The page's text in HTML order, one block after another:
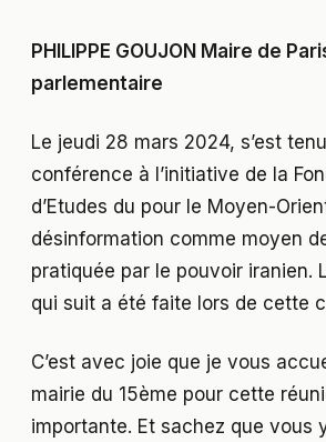
PHILIPPE GOUJON Maire de
parlementaire
Le jeudi 28 mars 2024, s’est
conférence à l’initiative de la
d’Etudes du pour le Moyen-
désinformation comme moyen
pratiquée par le pouvoir iranien.
qui suit a été faite lors de cette
C’est avec joie que je vous
mairie du 15ème pour cette
importante. Et sachez que vous